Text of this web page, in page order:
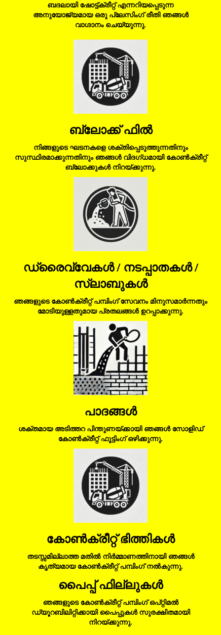
ബദലായി ഷോട്ട്ക്രീറ്റ് എന്നറിയപ്പെടുന്ന
അനുയോജ്യമായ ഒരു പ്ലേസിംഗ് രീതി ഞങ്ങൾ
വാഗ്ദാനം ചെയ്യുന്നു.
ബ്ലോക്ക് ഫിൽ
നിങ്ങളുടെ ഘടനകളെ ശക്തിപ്പെടുത്തുന്നതിനും
സുസ്ഥിരമാക്കുന്നതിനും ഞങ്ങൾ വിദഗ്ധമായി കോൺക്രീറ്റ്
ബ്ലോക്കുകൾ നിറയ്ക്കുന്നു.
ഡ്രൈവ്വേകൾ / നടപ്പാതകൾ /
സ്ലാബുകൾ
ഞങ്ങളുടെ കോൺക്രീറ്റ് പമ്പിംഗ് സേവനം മിനുസമാർന്നതും
മോടിയുള്ളതുമായ പ്രതലങ്ങൾ ഉറപ്പാക്കുന്നു.
പാദങ്ങൾ
ശക്തമായ അടിത്തറ പിന്തുണയ്‌ക്കായി ഞങ്ങൾ സോളിഡ്
കോൺക്രീറ്റ് ഫൂട്ടിംഗ് ഒഴിക്കുന്നു.
കോൺക്രീറ്റ് ഭിത്തികൾ
തടസ്സമില്ലാത്ത മതിൽ നിർമ്മാണത്തിനായി ഞങ്ങൾ
കൃത്യമായ കോൺക്രീറ്റ് പമ്പിംഗ് നൽകുന്നു.
പൈപ്പ് ഫില്ലുകൾ
ഞങ്ങളുടെ കോൺക്രീറ്റ് പമ്പിംഗ് ഒപ്റ്റിമൽ
ഡ്യൂറബിലിറ്റിക്കായി പൈപ്പുകൾ സുരക്ഷിതമായി
നിറയ്ക്കുന്നു.